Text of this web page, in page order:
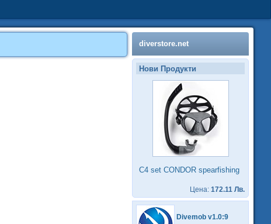
diverstore.net
Нови Продукти
C4 set CONDOR spearfishing
Цена: 172.11 Лв.
Divemob v1.0:9